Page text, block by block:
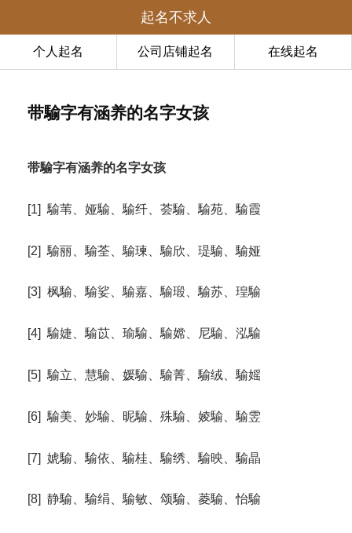
起名不求人
个人起名 公司店铺起名 在线起名
带騟字有涵养的名字女孩
带騟字有涵养的名字女孩
[1] 騟苇、娅騟、騟纤、荟騟、騟苑、騟霞
[2] 騟丽、騟荃、騟瑓、騟欣、瑅騟、騟娅
[3] 枫騟、騟娑、騟嘉、騟瑖、騟苏、瑝騟
[4] 騟婕、騟苡、瑜騟、騟嫦、尼騟、泓騟
[5] 騟立、慧騟、媛騟、騟菁、騟绒、騟媱
[6] 騟美、妙騟、昵騟、殊騟、婈騟、騟雴
[7] 婋騟、騟依、騟桂、騟绣、騟映、騟晶
[8] 静騟、騟绢、騟敏、颂騟、菱騟、怡騟